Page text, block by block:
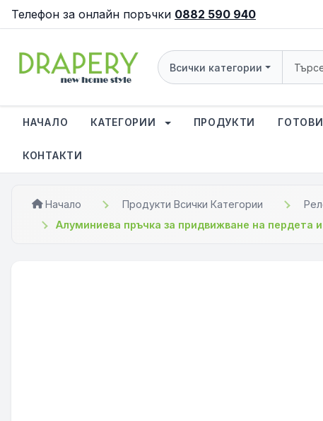
Телефон за онлайн поръчки 0882 590 940
Всички категории
НАЧАЛО КАТЕГОРИИ ПРОДУКТИ
КОНТАКТИ
Начало Продукти Всички Категории
Алуминиева пръчка за придвижване на